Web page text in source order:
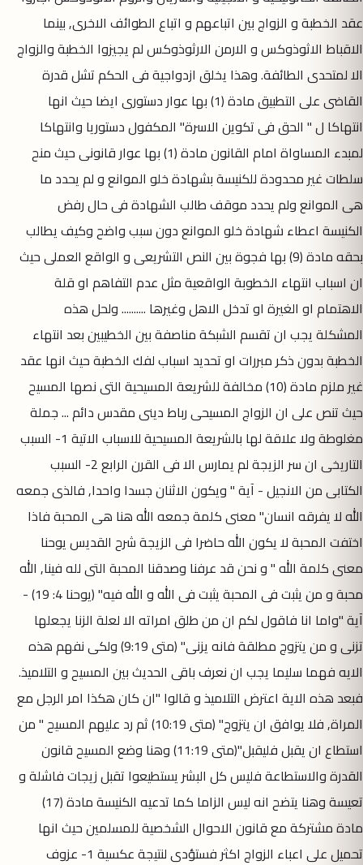
عقد الخطبة و الزواج بين اتباعهم و اتباع الطوائف الاخرى, بينما
الاقباط الاثوذوكس و الارمن الارثوذوكس لم يجيزوا الخطبة والزواج
الا لمتحدى الطائفة. وهذا يخلق ازدواجية فى الحكم تشل قدرة
القاضى على التطبيق مادة (1) بها عوار دستورى ايضا حيث انها
انتهاكا ل " الحق فى تكوين الاسرة" المكفول دستوريا وانتهاكا
لمبدء المساواة امام القانون مادة (1) بها عوار قانونى حيث منح
سلطات غير محدودة للكنيسة بشهادة خلو الموانع و لم يحدد ما
هى الموانع ولم يحدد موقف طالب الشهادة فى حال رفض
الكنيسة اعطاء شهادة خلو الموانع دون سبب واضح وكيف يطالب
بحقه مادة (9) بها فجوة بين النص التشريعى و الواقع العملى حيث
ان اسباب انتهاء الخطوبة الواقعية مثل عدم التفاهم او قلة
الاهتمام او الغيرة او تدخل الاهل وغيرها .......... ولحل هذه
المشكلة يجب ان تقسم الشبكة مناصفة بين الخطيبين بعد انتهاء
الخطبة بدون ذكر مبررات او تحديد اسباب لفك الخطبة حيث انها عقد
غير ملزم مادة (10) مخالفة للشريعة المسيحية التى نصها المسيح
حيث تنص على ان الزواج المسيحى رباط دينى مقدس دائم ... جملة
مغلوطة ولا علاقة لها بالشريعة المسيحية للاسباب الاتية 1- السبب
التاريخى ان سر الزيجة لم يمارس الا فى القرن الرابع 2- السبب
الكتابى من الانجيل - آية " ويكون الاثنان جسدا واحدا, فالذى جمعه
الله لا يفرقه انسان" معنى كلمة جمعه الله هنا هى المحبة فاذا
اختفت المحبة لا يكون الله حاضرا فى الزيجة شرح القديس يوحنا
معنى كلمة الله " و نحن قد عرفنا وصدقنا المحبة التى لله فينا, الله
محبة و من يثبت فى المحبة يثبت فى الله و الله فيه" (يوحنا 4: 19) -
آية "واما انا فاقول لكم ان من طلق امراته الا لعلة الزنا يجعلها
تزنى و من يتزوج مطلقة فانه يزنى" (متى 9:19) ولكى نفهم هذه
الايه فهما سليما يجب ان نعرف باقى الحديث بين المسيح و التلاميذ.
فبعد هذه الاية اعترض التلاميذ و قالوا "ان كان هكذا امر الرجل مع
المراة, فلا يوافق ان يتزوج" (متى 10:19) ثم رد عليهم المسيح " من
استطاع ان يقبل فليقبل"(متى 11:19) وهنا وضع المسيح قانون
القدرة والاستطاعة فليس كل البشر يستطيعوا تقبل زيجات فاشلة و
تعيسة وهنا يتضح انه ليس الزاما كما تدعيه الكنيسة مادة (17)
مادة مشتركة مع قانون الاحوال الشخصية للمسلمين حيث انها
تحميل على اعباء الزواج اكثر فستؤدى لنتيجة عكسية 1- عزوف